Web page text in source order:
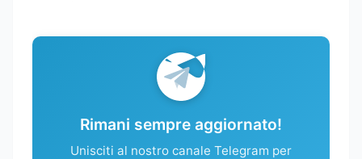
Rimani sempre aggiornato!
Unisciti al nostro canale Telegram per